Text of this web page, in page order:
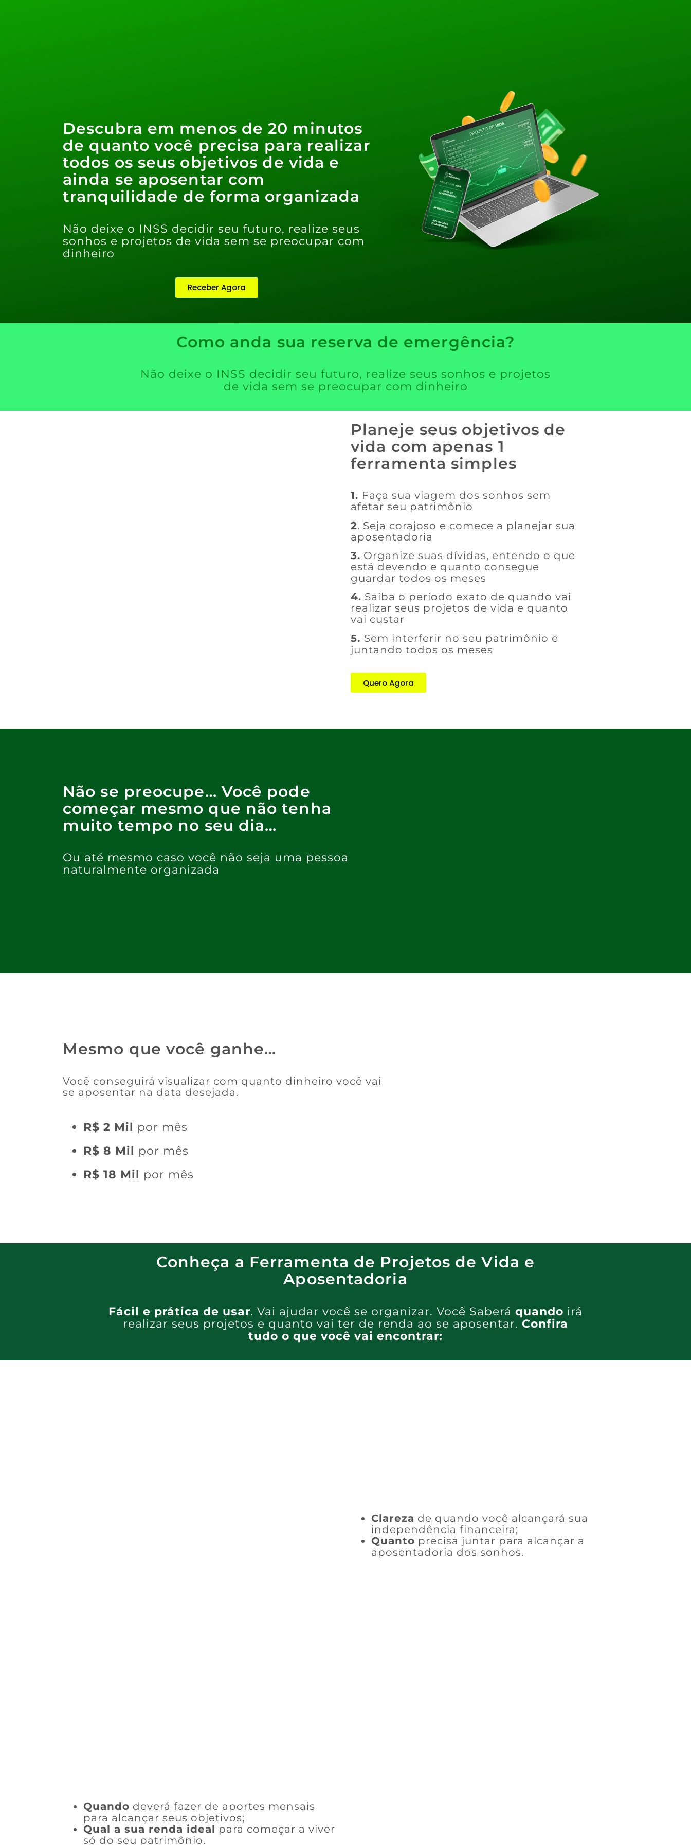
Descubra em menos de 20 minutos
de quanto você precisa para realizar
todos os seus objetivos de vida e
ainda se aposentar com
tranquilidade de forma organizada
Não deixe o INSS decidir seu futuro, realize seus
sonhos e projetos de vida sem se preocupar com
dinheiro
Receber Agora
Como anda sua reserva de emergência?
Não deixe o INSS decidir seu futuro, realize seus sonhos e projetos
de vida sem se preocupar com dinheiro
Planeje seus objetivos de
vida com apenas 1
ferramenta simples
1. Faça sua viagem dos sonhos sem
afetar seu patrimônio
2. Seja corajoso e comece a planejar sua
aposentadoria
3. Organize suas dívidas, entendo o que
está devendo e quanto consegue
guardar todos os meses
4. Saiba o período exato de quando vai
realizar seus projetos de vida e quanto
vai custar
5. Sem interferir no seu patrimônio e
juntando todos os meses
Quero Agora
Não se preocupe… Você pode
começar mesmo que não tenha
muito tempo no seu dia…
Ou até mesmo caso você não seja uma pessoa
naturalmente organizada
Mesmo que você ganhe…
Você conseguirá visualizar com quanto dinheiro você vai
se aposentar na data desejada.
R$ 2 Mil por mês
R$ 8 Mil por mês
R$ 18 Mil por mês
Conheça a Ferramenta de Projetos de Vida e
Aposentadoria
Fácil e prática de usar. Vai ajudar você se organizar. Você Saberá quando irá
realizar seus projetos e quanto vai ter de renda ao se aposentar. Confira
tudo o que você vai encontrar:
Clareza de quando você alcançará sua
independência financeira;
Quanto precisa juntar para alcançar a
aposentadoria dos sonhos.
Quando deverá fazer de aportes mensais
para alcançar seus objetivos;
Qual a sua renda ideal para começar a viver
só do seu patrimônio.